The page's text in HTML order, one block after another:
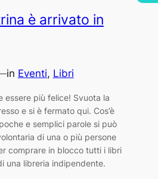
è arrivato in
in Eventi, Libri
essere più felice! Svuota la
e si è fermato qui. Cos’è
e semplici parole si può
di una o più persone
comprare in blocco tutti i libri
una libreria indipendente.